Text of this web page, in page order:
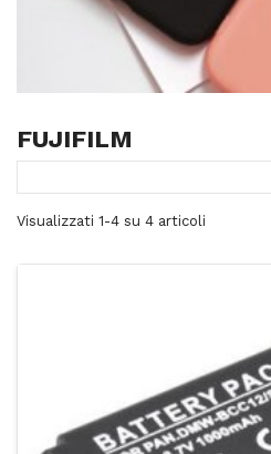
FUJIFILM
Visualizzati 1-4 su 4 articoli